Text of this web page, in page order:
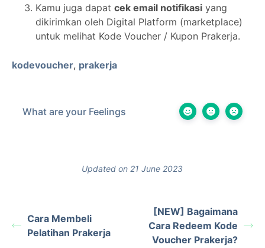
Kamu juga dapat cek email notifikasi yang
dikirimkan oleh Digital Platform (marketplace)
untuk melihat Kode Voucher / Kupon Prakerja.
kodevoucher, prakerja
What are your Feelings
Updated on 21 June 2023
Cara Membeli
Pelatihan Prakerja
[NEW] Bagaimana
Cara Redeem Kode
Voucher Prakerja?